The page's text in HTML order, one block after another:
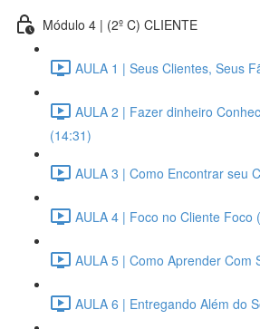
Módulo 4 | (2º C) CLIENTE
AULA 1 | Seus Clientes, Seus
AULA 2 | Fazer dinheiro
(14:31)
AULA 3 | Como Encontrar seu
AULA 4 | Foco no Cliente Foco
AULA 5 | Como Aprender Com
AULA 6 | Entregando Além do